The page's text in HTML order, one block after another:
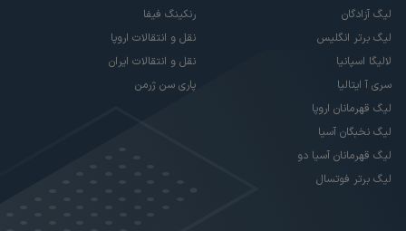
لیگ آزادگان
لیگ برتر انگلیس
لالیگا اسپانیا
سری آ ایتالیا
لیگ قهرمانان اروپا
لیگ نخبگان آسیا
لیگ قهرمانان آسیا دو
لیگ برتر فوتسال
رنکینگ فیفا
نقل و انتقالات اروپا
نقل و انتقالات ایران
پاری سن ژرمن